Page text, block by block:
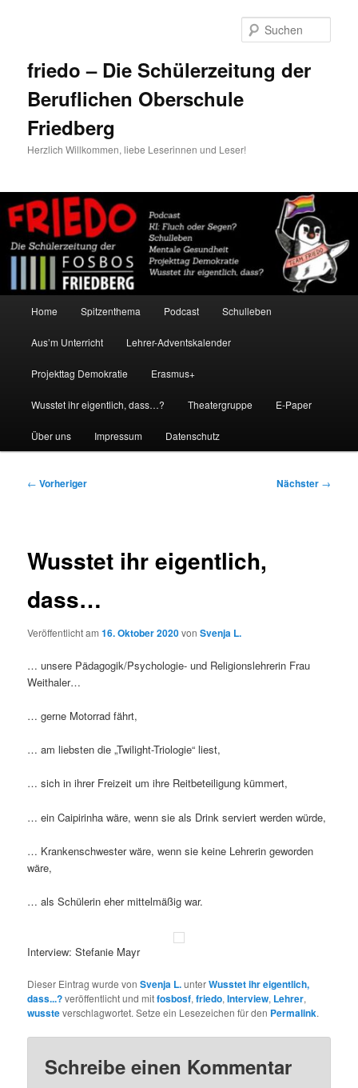
friedo – Die Schülerzeitung der
Beruflichen Oberschule
Friedberg
Herzlich Willkommen, liebe Leserinnen und Leser!
Home Spitzenthema Podcast Schulleben
Aus’m Unterricht Lehrer-Adventskalender
Projekttag Demokratie Erasmus+
Wusstet ihr eigentlich, dass…? Theatergruppe E-Paper
Über uns Impressum Datenschutz
Beitragsnavigation
← Vorheriger Nächster →
Wusstet ihr eigentlich,
dass…
Veröffentlicht am16. Oktober 2020vonSvenja L.
… unsere Pädagogik/Psychologie- und Religionslehrerin Frau
Weithaler…
… gerne Motorrad fährt,
… am liebsten die „Twilight-Triologie“ liest,
… sich in ihrer Freizeit um ihre Reitbeteiligung kümmert,
… ein Caipirinha wäre, wenn sie als Drink serviert werden würde,
… Krankenschwester wäre, wenn sie keine Lehrerin geworden
wäre,
… als Schülerin eher mittelmäßig war.
Interview: Stefanie Mayr
Dieser Eintrag wurde vonSvenja L.unterWusstet ihr eigentlich,
dass...?veröffentlicht und mitfosbosf,friedo,Interview, Lehrer,
wussteverschlagwortet. Setze ein Lesezeichen für den Permalink.
Schreibe einen Kommentar